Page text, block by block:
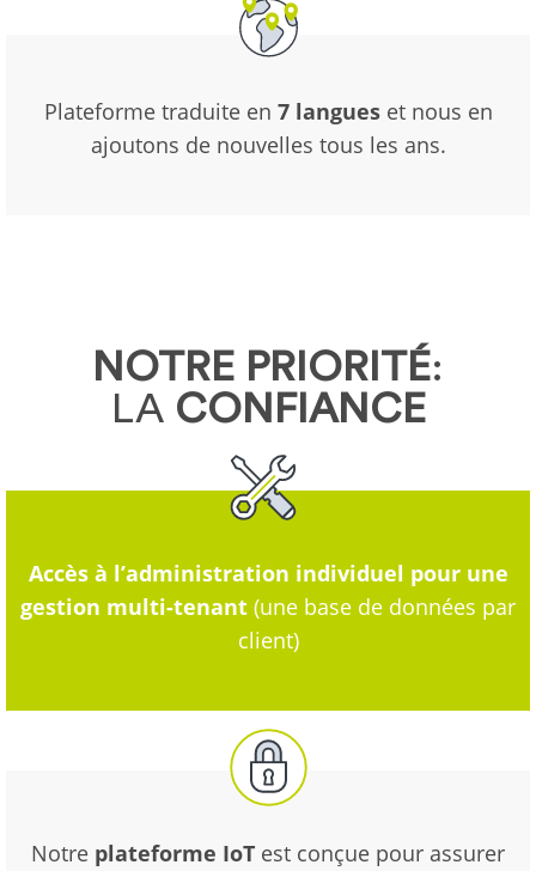
Plateforme traduite en 7 langueset nous en
ajoutons de nouvelles tous les ans.
NOTRE PRIORITÉ:
LA CONFIANCE
Accès à l’administration individuel pour une
gestion multi-tenant (une base de données par
client)
Notre plateforme IoT est conçue pour assurer